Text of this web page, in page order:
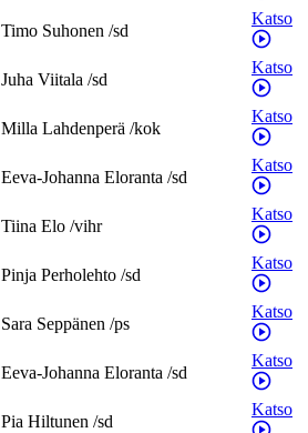
Timo Suhonen /sd
Katso
Juha Viitala /sd
Katso
Milla Lahdenperä /kok
Katso
Eeva-Johanna Eloranta /sd
Katso
Tiina Elo /vihr
Katso
Pinja Perholehto /sd
Katso
Sara Seppänen /ps
Katso
Eeva-Johanna Eloranta /sd
Katso
Pia Hiltunen /sd
Katso